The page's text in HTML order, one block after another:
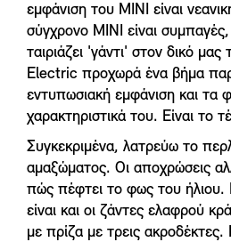
εμφάνιση του MINI είναι
σύγχρονο MINI είναι συμπαγές,
ταιριάζει 'γάντι' στον δικό
Electric προχωρά ένα βήμα
εντυπωσιακή εμφάνιση και τα
χαρακτηριστικά του. Είναι το
Συγκεκριμένα, λατρεύω το
αμαξώματος. Οι αποχρώσεις
πώς πέφτει το φως του ήλιου.
είναι και οι ζάντες ελαφρού
με πρίζα με τρεις ακροδέκτες.